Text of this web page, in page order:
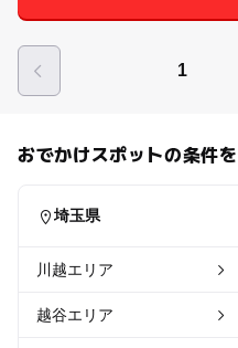
1
おでかけスポットの条件
埼玉県
川越エリア
越谷エリア